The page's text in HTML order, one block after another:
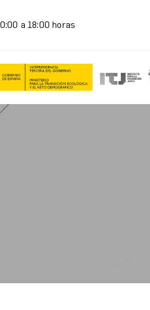
a 18:00 horas